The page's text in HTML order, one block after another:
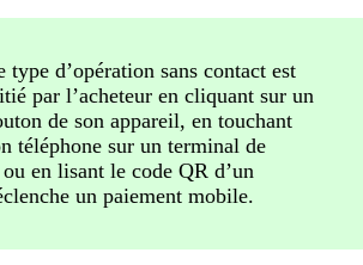
type d’opération sans contact est
par l’acheteur en cliquant sur un
de son appareil, en touchant
téléphone sur un terminal de
en lisant le code QR d’un
un paiement mobile.